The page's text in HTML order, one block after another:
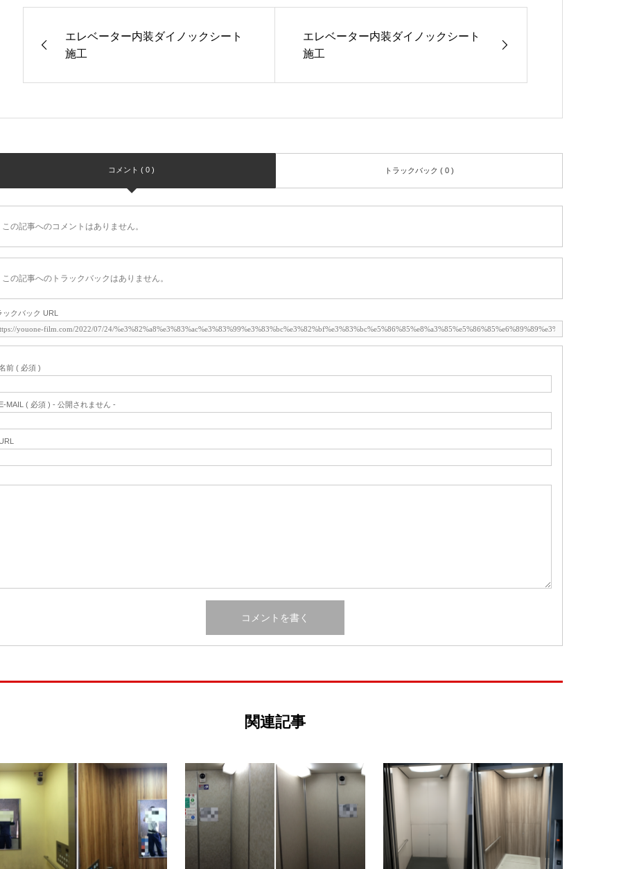
エレベーター内装ダイノックシート
施工
エレベーター内装ダイノックシート
施工
コメント ( 0 ) トラックバック ( 0 )
この記事へのコメントはありません。
この記事へのトラックバックはありません。
ックバック URL
前 ( 必須 )
MAIL ( 必須 ) - 公開されません -
関連記事